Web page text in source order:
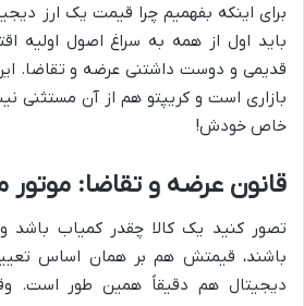
برای اینکه بفهمیم چرا قیمت یک ارز
باید اول از همه به سراغ اصول اولیه
قدیمی و دوست داشتنی عرضه و تقاضا.
بازاری است و کریپتو هم از آن مستثنی
خاص خودش!
قانون عرضه و تقاضا: موتور
تصور کنید یک کالا چقدر کمیاب باشد
باشند، قیمتش هم بر همان اساس
دیجیتال هم دقیقاً همین طور است.